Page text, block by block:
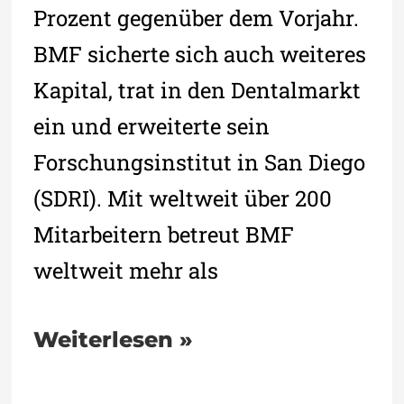
Prozent gegenüber dem Vorjahr.
BMF sicherte sich auch weiteres
Kapital, trat in den Dentalmarkt
ein und erweiterte sein
Forschungsinstitut in San Diego
(SDRI). Mit weltweit über 200
Mitarbeitern betreut BMF
weltweit mehr als
Weiterlesen »